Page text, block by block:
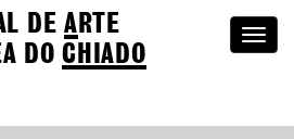
DEA RTE
DOCHIADO